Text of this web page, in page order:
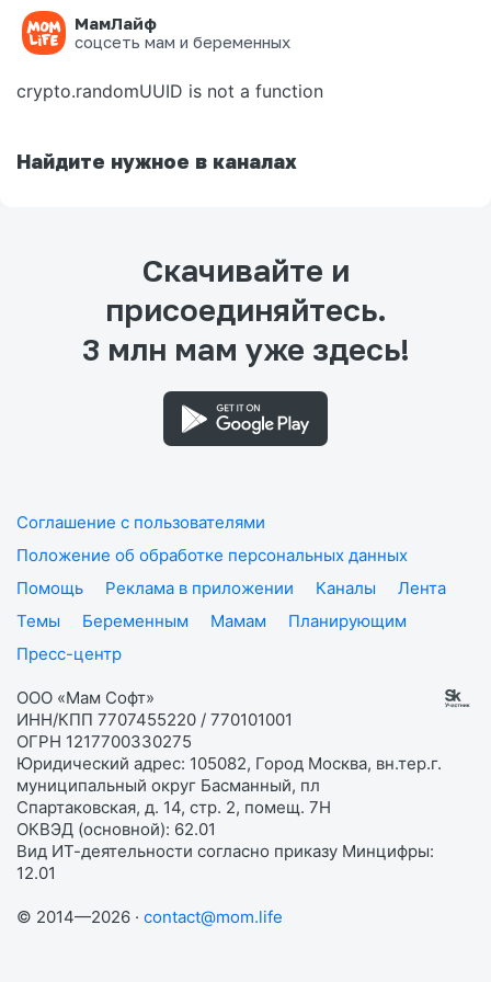
МамЛайф
соцсеть мам и беременных
Ошибка на странице
crypto.randomUUID is not a function
Найдите нужное в каналах
Скачивайте и
присоединяйтесь.
3 млн мам уже здесь!
Соглашение с пользователями
Положение об обработке персональных данных
Помощь
Реклама в приложении Каналы
Лента
Темы
Беременным Мамам
Планирующим
Пресс-центр
ООО «Мам Софт»
ИНН/КПП 7707455220 / 770101001
ОГРН 1217700330275
Юридический адрес: 105082, Город Москва, вн.тер.г.
муниципальный округ Басманный, пл
Спартаковская, д. 14, стр. 2, помещ. 7Н
ОКВЭД (основной): 62.01
Вид ИТ-деятельности согласно приказу Минцифры:
12.01
© 2014—2026 · contact@mom.life